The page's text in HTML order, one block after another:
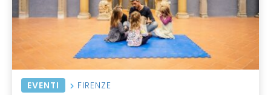
EVENTI FIRENZE